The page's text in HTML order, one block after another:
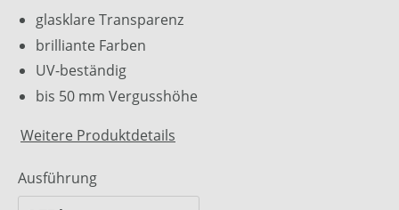
glasklare Transparenz
brilliante Farben
UV-beständig
bis 50 mm Vergusshöhe
Weitere Produktdetails
Ausführung